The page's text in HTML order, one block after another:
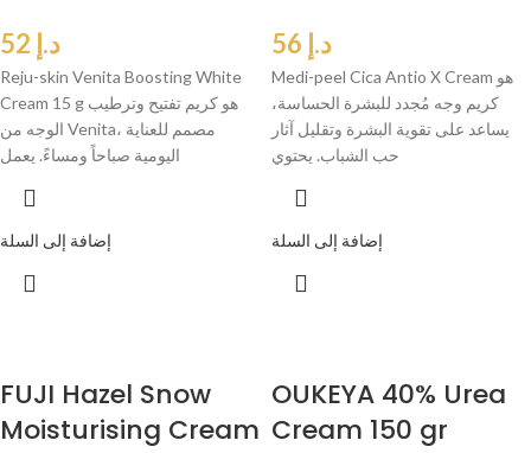
د.إ
Reju-skin Venita Boosting White
Cream 15 g هو كريم تفتيح وترطيب
الوجه من Venita، مصمم للعناية
اليومية صباحاً ومساءً. يعمل
إضافة إلى السلة
د.إ
Medi-peel Cica Antio X Cream هو
كريم وجه مُجدد للبشرة الحساسة،
يساعد على تقوية البشرة وتقليل آثار
حب الشباب. يحتوي
إضافة إلى السلة
FUJI Hazel Snow
Moisturising Cream
OUKEYA 40% Urea
Cream 150 gr